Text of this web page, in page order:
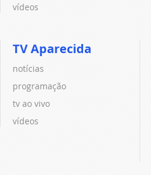
vídeos
TV Aparecida
notícias
programação
tv ao vivo
vídeos